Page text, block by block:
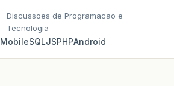
Discussoes de Programacao e
Tecnologia
MobileSQLJSPHPAndroid